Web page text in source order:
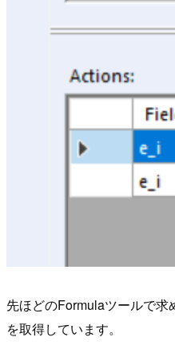
先ほどのFormulaツールで
を取得しています。